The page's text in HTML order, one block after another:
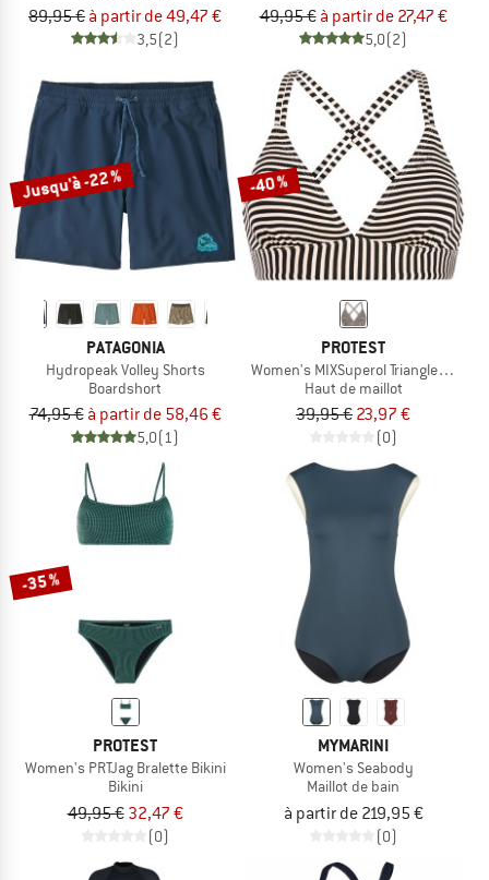
89,95 € à partir de 49,47 €
3,5(2)
49,95 € à partir de 27,47 €
5,0(2)
Jusqu'à -22 %
PATAGONIA
Hydropeak Volley Shorts
Boardshort
74,95 € à partir de 58,46 €
5,0(1)
-40 %
PROTEST
Women's MIXSuperol Triangle Bikini
Haut de maillot
39,95 € 23,97 €
(0)
-35 %
PROTEST
Women's PRTJag Bralette Bikini
Bikini
49,95 € 32,47 €
(0)
MYMARINI
Women's Seabody
Maillot de bain
à partir de 219,95 €
(0)